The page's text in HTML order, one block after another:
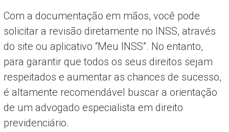
Com a documentação em mãos, você pode
solicitar a revisão diretamente no INSS, através
do site ou aplicativo “Meu INSS”. No entanto,
para garantir que todos os seus direitos sejam
respeitados e aumentar as chances de sucesso,
é altamente recomendável buscar a orientação
de um advogado especialista em direito
previdenciário.